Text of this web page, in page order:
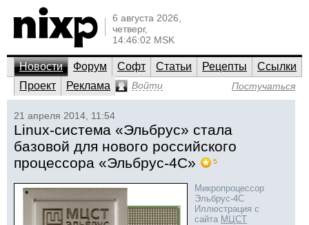
6 августа 2026,
четверг,
14:46:02 MSK
Новости Форум Софт Статьи Рецепты
Ссылки
Проект
Реклама Войти Постучаться
21 апреля 2014, 11:54
Linux-система «Эльбрус» стала
базовой для нового российского
процессора «Эльбрус-4С»
5
Микропроцессор
Эльбрус-4С
Иллюстрация с
сайта МЦСТ